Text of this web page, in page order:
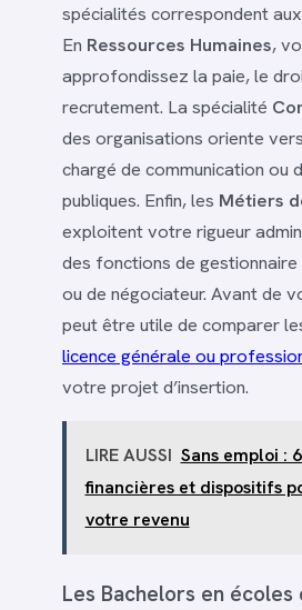
spécialités correspondent
En Ressources Humaines,
approfondissez la paie, le
recrutement. La spécialité
des organisations oriente
chargé de communication ou
publiques. Enfin, les Métiers
exploitent votre rigueur
des fonctions de
ou de négociateur. Avant de
peut être utile de comparer
licence générale ou
votre projet d’insertion.
LIRE AUSSI Sans emploi :
financières et dispositifs
votre revenu
Les Bachelors en